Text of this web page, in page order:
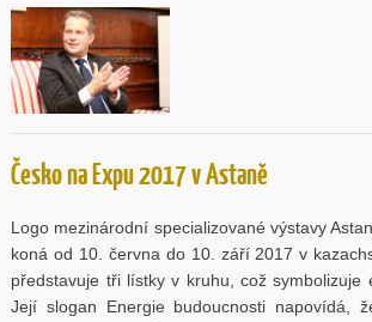
Česko na Expu 2017 v Astaně
Logo mezinárodní specializované výstavy
koná od 10. června do 10. září 2017 v
představuje tři lístky v kruhu, což symbolizuje
Její slogan Energie budoucnosti napovídá,